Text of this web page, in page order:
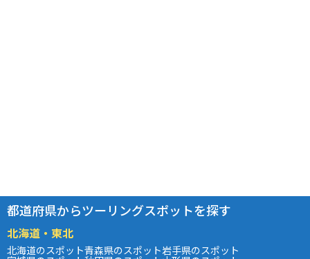
都道府県からツーリングスポットを探す
北海道・東北
北海道のスポット青森県のスポット岩手県のスポット